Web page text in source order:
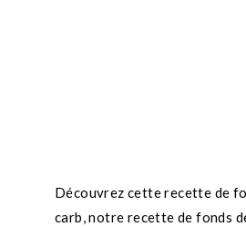
Découvrez cette recette de
carb, notre recette de fonds